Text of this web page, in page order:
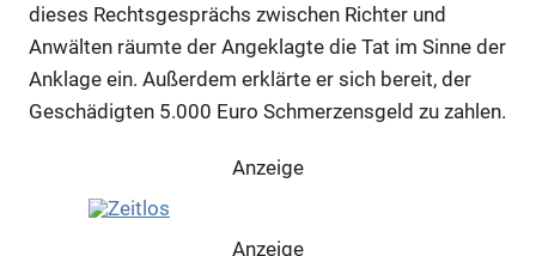
dieses Rechtsgesprächs zwischen Richter und
Anwälten räumte der Angeklagte die Tat im Sinne der
Anklage ein. Außerdem erklärte er sich bereit, der
Geschädigten 5.000 Euro Schmerzensgeld zu zahlen.
Anzeige
Anzeige